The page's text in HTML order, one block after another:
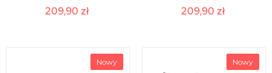
209,90 zł 209,90 zł
Nowy Nowy